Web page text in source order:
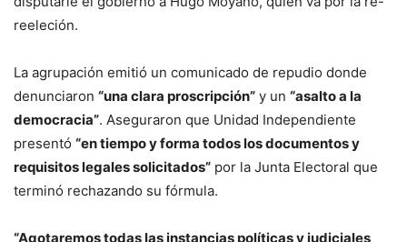
reeleción.
La agrupación emitió un comunicado de repudio donde
denunciaron “una clara proscripción” y un “asalto a la
democracia”. Aseguraron que Unidad Independiente
presentó “en tiempo y forma todos los documentos y
requisitos legales solicitados” por la Junta Electoral que
terminó rechazando su fórmula.
“Agotaremos todas las instancias políticas y judiciales